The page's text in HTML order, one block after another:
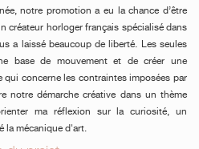
notre promotion a eu la chance d’être
créateur horloger français spécialisé dans
a laissé beaucoup de liberté. Les seules
base de mouvement et de créer une
concerne les contraintes imposées par
notre démarche créative dans un thème
ma réflexion sur la curiosité, un
la mécanique d'art.